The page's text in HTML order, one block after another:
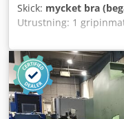
Skick: mycket bra
Utrustning: 1
kN = totalt 540 kN. 4
slideaggregat
Trådtjocklek: upp till
Inmatningslängd: upp
slag/min